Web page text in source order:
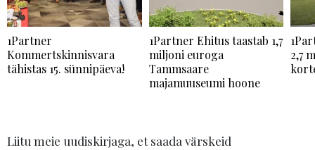
1Partner
Kommertskinnisvara
tähistas 15. sünnipäeva!
1Partner Ehitus taastab 1,7
miljoni euroga
Tammsaare
majamuuseumi hoone
2,7
Liitu meie uudiskirjaga, et saada värskeid